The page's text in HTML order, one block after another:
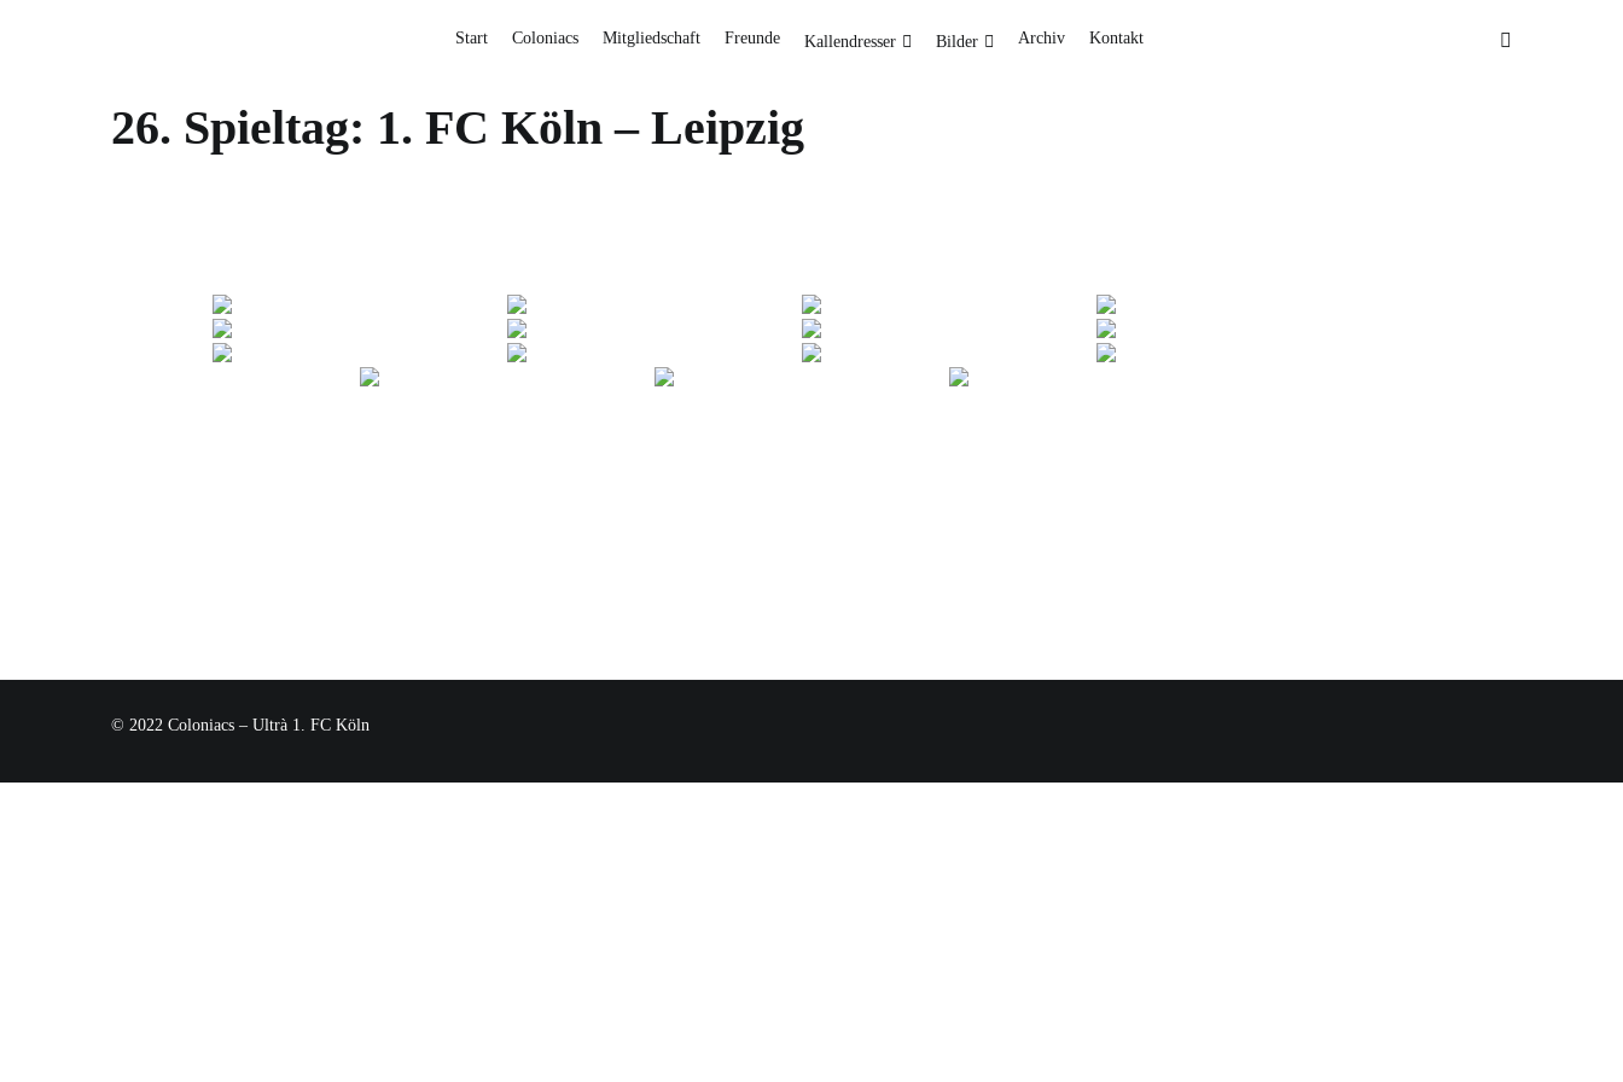
Start Coloniacs Mitgliedschaft Freunde Kallendresser Bilder Archiv Kontakt
26. Spieltag: 1. FC Köln – Leipzig
© 2022 Coloniacs – Ultrà 1. FC Köln